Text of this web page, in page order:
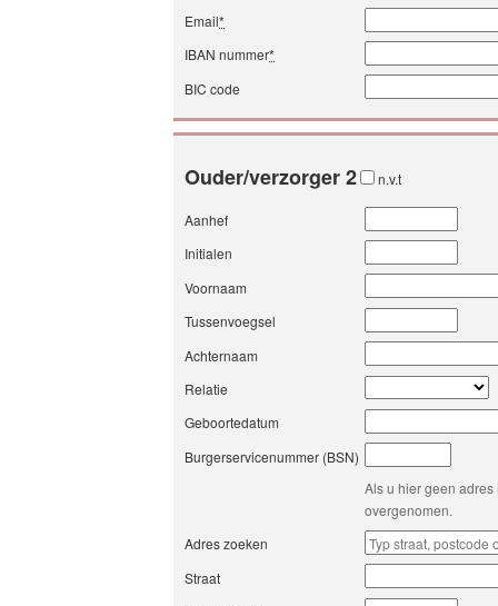
Email*
IBAN nummer*
BIC code
Ouder/verzorger 2 n.v.t
Aanhef
Initialen
Voornaam
Tussenvoegsel
Achternaam
Relatie
Geboortedatum
Burgerservicenummer (BSN)
Als u hier geen
overgenomen.
Adres zoeken
Straat